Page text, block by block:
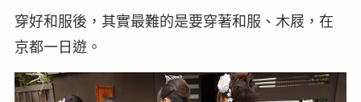
穿好和服後，其實最難的是要穿著和服、木屐，在
京都一日遊。